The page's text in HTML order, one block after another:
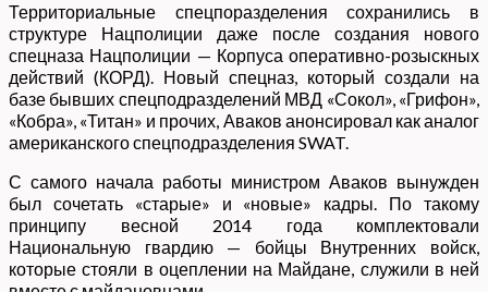
Территориальные спецпоразделения сохранились в
структуре Нацполиции даже после создания нового
спецназа Нацполиции — Корпуса оперативно-розыскных
действий (КОРД). Новый спецназ, который создали на
базе бывших спецподразделений МВД «Сокол», «Грифон»,
«Кобра», «Титан» и прочих, Аваков анонсировал как аналог
американского спецподразделения SWAT.
С самого начала работы министром Аваков вынужден
был сочетать «старые» и «новые» кадры. По такому
принципу весной 2014 года комплектовали
Национальную гвардию — бойцы Внутренних войск,
которые стояли в оцеплении на Майдане, служили в ней